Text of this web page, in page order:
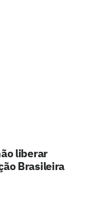
liberar
Brasileira